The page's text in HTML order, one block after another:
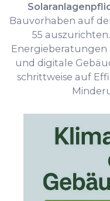
Bauvorhaben auf
55
Energieberatungen
und digitale
schrittweise auf